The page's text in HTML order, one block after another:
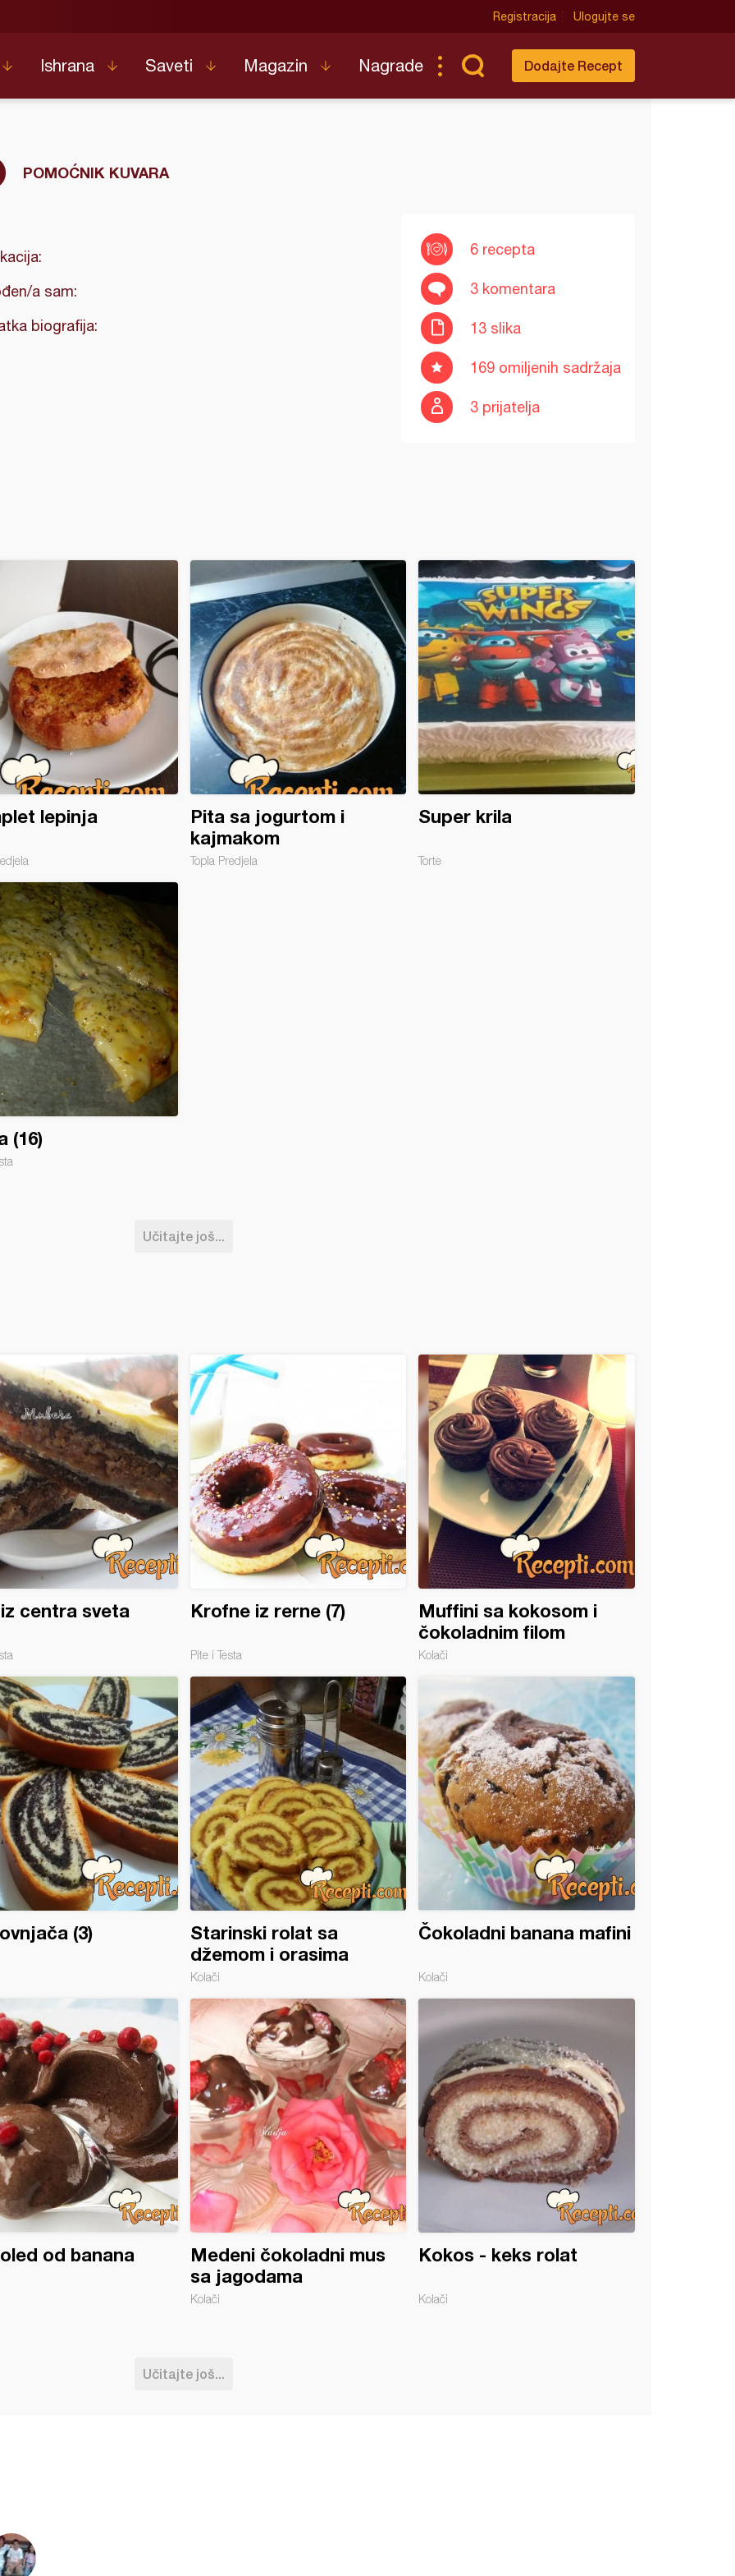
Registracija Ulogujte se
Ishrana Saveti Magazin Nagrade Dodajte Recept
POMOĆNIK KUVARA
a sam:
biografija:
6 recepta
3 komentara
13 slika
169 omiljenih sadržaja
3 prijatelja
lepinja
Pita sa jogurtom i
kajmakom
Topla Predjela
Super krila
Torte
(16)
Učitajte još...
centra sveta Krofne iz rerne (7)
Pite i Testa
Muffini sa kokosom i
čokoladnim filom
Kolači
(3)
Starinski rolat sa
džemom i orasima
Kolači
Čokoladni banana mafini
Kolači
od banana
Medeni čokoladni mus
sa jagodama
Kolači
Kokos - keks rolat
Kolači
Učitajte još...